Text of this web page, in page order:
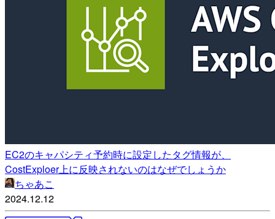
EC2のキャパシティ予約時に設定したタグ情報が、
CostExploer上に反映されないのはなぜでしょうか
ちゃあこ
2024.12.12